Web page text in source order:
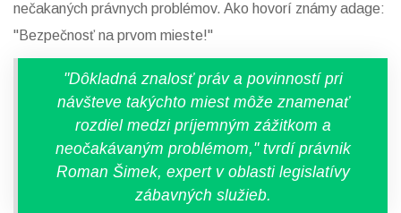
nečakaných právnych problémov. Ako hovorí známy adage:
"Bezpečnosť na prvom mieste!"
"Dôkladná znalosť práv a povinností pri
návšteve takýchto miest môže znamenať
rozdiel medzi príjemným zážitkom a
neočakávaným problémom," tvrdí právnik
Roman Šimek, expert v oblasti legislatívy
zábavných služieb.